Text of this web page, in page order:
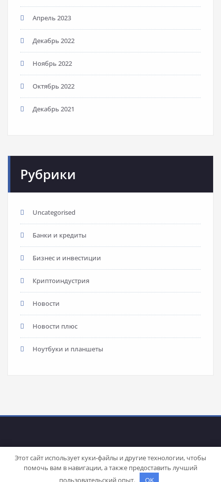
Апрель 2023
Декабрь 2022
Ноябрь 2022
Октябрь 2022
Декабрь 2021
Рубрики
Uncategorised
Банки и кредиты
Бизнес и инвестиции
Криптоиндустрия
Новости
Новости плюс
Ноутбуки и планшеты
WordPress | Theme: Stacyby SpiceThemes
Этот сайт использует куки-файлы и другие технологии, чтобы
помочь вам в навигации, а также предоставить лучший
пользовательский опыт.
OK